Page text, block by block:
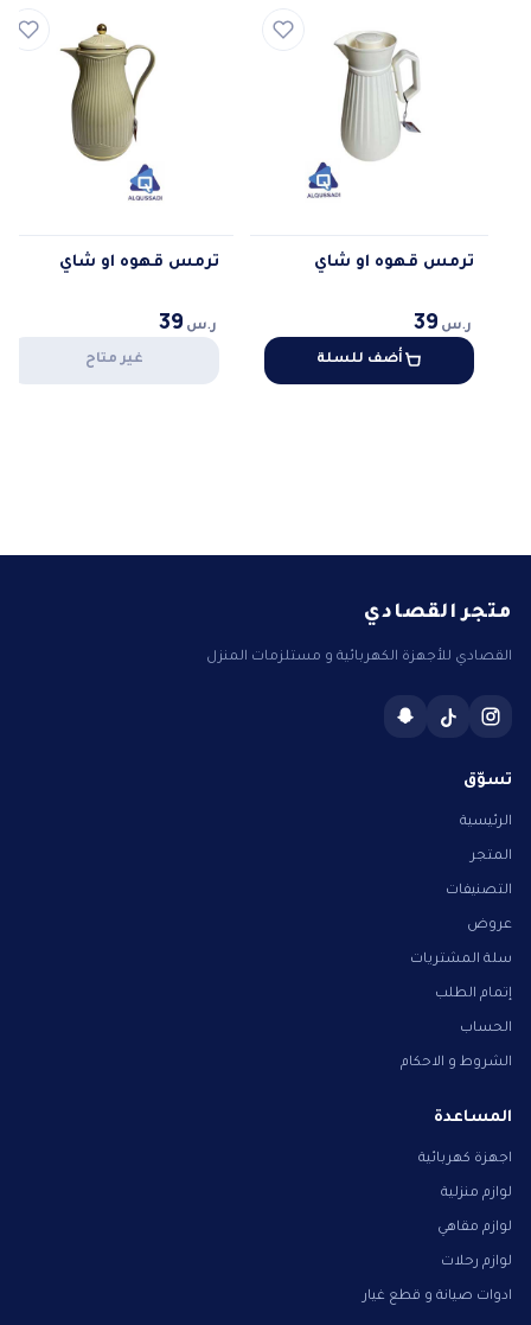
ترمس قهوه او شاي
ر.س 39
أضف للسلة
ترمس قهوه او شاي
ر.س 39
غير متاح
متجر القصادي
القصادي للأجهزة الكهربائية و مستلزمات المنزل
تسوّق
الرئيسية
المتجر
التصنيفات
عروض
سلة المشتريات
إتمام الطلب
الحساب
الشروط و الاحكام
المساعدة
اجهزة كهربائية
لوازم منزلية
لوازم مقاهي
لوازم رحلات
ادوات صيانة و قطع غيار